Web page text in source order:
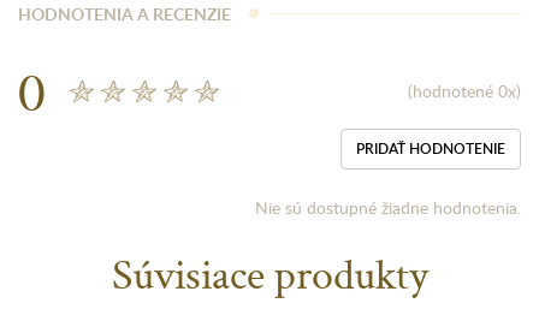
HODNOTENIA A RECENZIE
0 (hodnotené 0x)
PRIDAŤ HODNOTENIE
Nie sú dostupné žiadne hodnotenia.
Súvisiace produkty